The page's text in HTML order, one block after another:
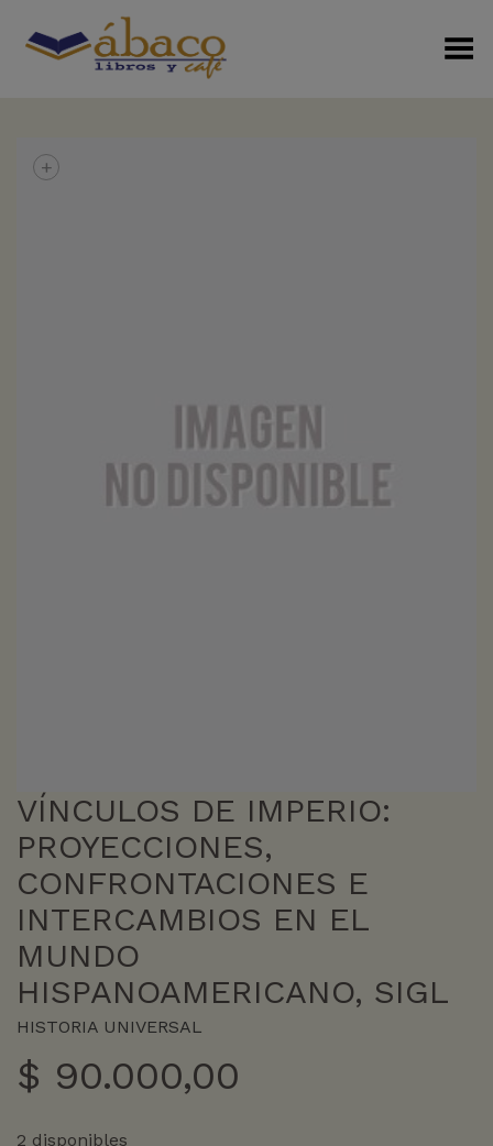
Menú Alterno
+
VÍNCULOS DE IMPERIO:
PROYECCIONES,
CONFRONTACIONES E
INTERCAMBIOS EN EL
MUNDO
HISPANOAMERICANO, SIGL
HISTORIA UNIVERSAL
$ 90.000,00
2 disponibles